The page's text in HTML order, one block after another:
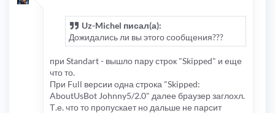
Uz-Michel писал(а):
Дожидались ли вы этого сообщения???
при Standart - вышло пару строк "Skipped" и еще
что то.
При Full версии одна строка "Skipped:
AboutUsBot Johnny5/2.0" далее браузер заглохл.
Т.е. что то пропускает но дальше не парсит